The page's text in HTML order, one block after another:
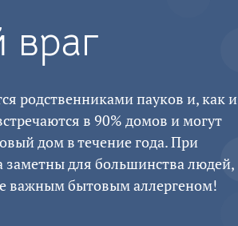
родственниками пауков и, как и
в 90% домов и могут
дом в течение года. При
заметны для большинства людей,
важным бытовым аллергеном!